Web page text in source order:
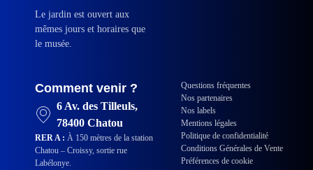
Le jardin est ouvert aux
mêmes jours et horaires que
le musée.
Comment venir ?
6 Av. des Tilleuls,
78400 Chatou
RER A : À 150 mètres de la station
Chatou – Croissy, sortie rue
Labélonye.
Questions fréquentes
Nos partenaires
Nos labels
Mentions légales
Politique de confidentialité
Conditions Générales de Vente
Préférences de cookie